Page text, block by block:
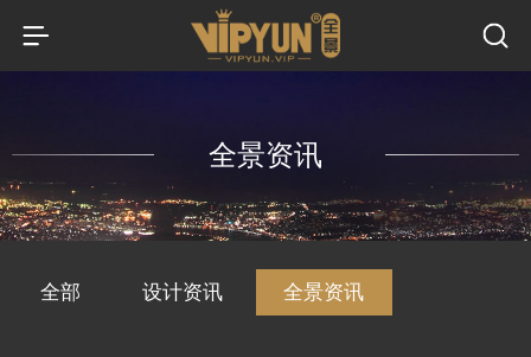
全景资讯
全部 设计资讯 全景资讯